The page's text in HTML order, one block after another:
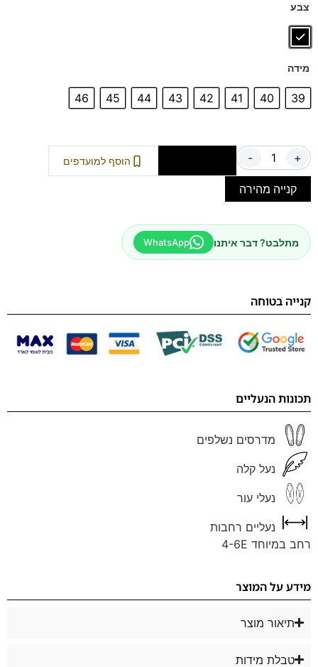
טכנולוגיית הרוחב המשתנה: מ-4E ועד 6E בהתאמה אישית
הנעל הזו תוכננה להעניק נוחות מקסימלית גם לכפות רגליים
רחבות במיוחד. היא מצוידת במערכת שכבות חכמה:
ספידה תחתונה נשלפת (Spacer):
ממוקמת מתחת
למדרס.איך זה עובד?הנעל מגיעה ברוחב4E
צבע
מידה
39
40
41
42
43
44
45
46
- + הוסף למועדפים
קנייה מהירה
מתלבט? דבר איתנו WhatsApp
קנייה בטוחה
תכונות הנעליים
מדרסים נשלפים
נעל קלה
נעלי עור
נעליים רחבות
רחב במיוחד 4-6E
מידע על המוצר
תיאור מוצר
טבלת מידות